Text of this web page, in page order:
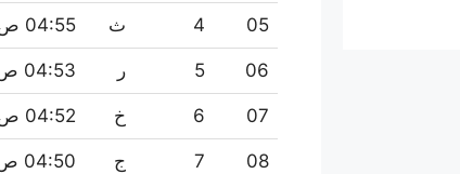
05
4 ث 04:55 ص
06
5 ر 04:53 ص
07
6 خ 04:52 ص
08
7 ج 04:50 ص